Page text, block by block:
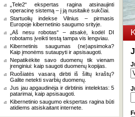
„Tele2“ ekspertas ragina atsinaujinti
operacinę sistemą – į ją nusitaikė sukčiai.
Startuolių indekse Vilnius – pirmasis
Europoje kibernetinio saugumo srityje.
„Aš nesu robotas“ – atsakė, kodėl DI
robotams įveikti testą tampa vis lengviau.
Kibernetinis saugumas (ne)apsimoka?
Kaip įmonėms sutaupyti ir apsisaugoti.
Nepatikėkite savo duomenų tik vienam
įrenginiui: kaip saugoti duomenų kopijas.
Ruošiatės vasarą dirbti iš šiltų kraštų?
Galite netekti svarbių duomenų.
Jus jau apgaudinėja ir dirbtinis intelektas: 5
patarimai, kaip apsisaugoti.
Kibernetinio saugumo ekspertas ragina būti
atidiems atsiskaitant internete.